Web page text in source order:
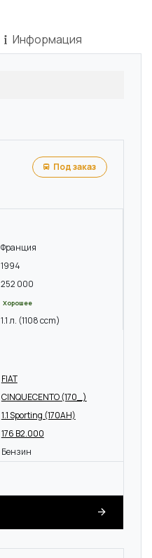
Информация
Под заказ
Франция
1994
252 000
Хорошее
1.1 л. (1108 ccm)
FIAT
CINQUECENTO (170_)
1.1 Sporting (170AH)
176 B2.000
Бензин